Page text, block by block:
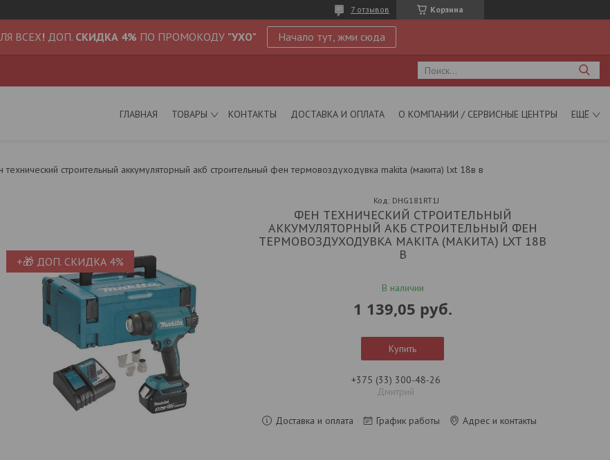
Корзина
7 отзывов
ВСЕХ! ДОП. СКИДКА 4% ПО ПРОМОКОДУ "УХО" Начало тут, жми сюда
ГЛАВНАЯ ТОВАРЫ КОНТАКТЫ ДОСТАВКА И ОПЛАТА О КОМПАНИИ / СЕРВИСНЫЕ ЦЕНТРЫ ЕЩЁ
технический строительный аккумуляторный акб строительный фен термовоздуходувка makita (макита) lxt 18в в
+🎁 ДОП. СКИДКА 4%
ФЕН ТЕХНИЧЕСКИЙ СТРОИТЕЛЬНЫЙ
АККУМУЛЯТОРНЫЙ АКБ СТРОИТЕЛЬНЫЙ ФЕН
ТЕРМОВОЗДУХОДУВКА MAKITA (МАКИТА) LXT 18В
В
В наличии
Код: DHG181RT1J
1 139,05 руб.
Купить
+375 (33) 300-48-26
Дмитрий
Доставка и оплата График работы Адрес и контакты